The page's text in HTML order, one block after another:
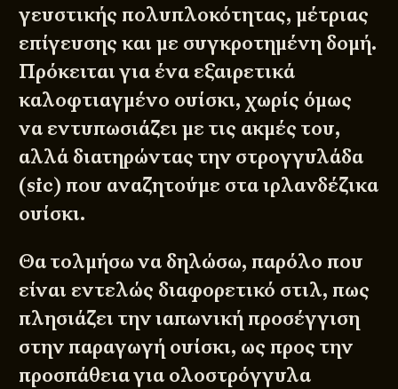
γευστικής πολυπλοκότητας, μέτριας
επίγευσης και με συγκροτημένη δομή.
Πρόκειται για ένα εξαιρετικά
καλοφτιαγμένο ουίσκι, χωρίς όμως
να εντυπωσιάζει με τις ακμές του,
αλλά διατηρώντας την στρογγυλάδα
(sic) που αναζητούμε στα ιρλανδέζικα
ουίσκι.
Θα τολμήσω να δηλώσω, παρόλο που
είναι εντελώς διαφορετικό στιλ, πως
πλησιάζει την ιαπωνική προσέγγιση
στην παραγωγή ουίσκι, ως προς την
προσπάθεια για ολοστρόγγυλα